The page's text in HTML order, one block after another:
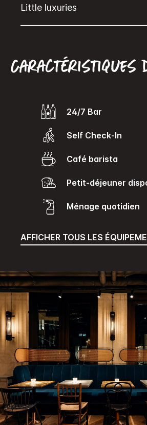
Caractéristiques
24/7 Bar
Self Check-In
Café barista
Petit-déjeuner
Ménage quotidien
AFFICHER TOUS LES